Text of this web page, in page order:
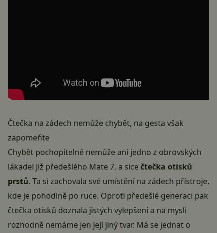
Čtečka na zádech nemůže chybět, na gesta však
zapomeňte
Chybět pochopitelně nemůže ani jedno z obrovských
lákadel již předešlého Mate 7, a sicečtečka otisků
prstů. Ta si zachovala své umístění na zádech přístroje,
kde je pohodlně po ruce. Oproti předešlé generaci pak
čtečka otisků doznala jistých vylepšení a na mysli
rozhodně nemáme jen její jiný tvar. Má se jednat o